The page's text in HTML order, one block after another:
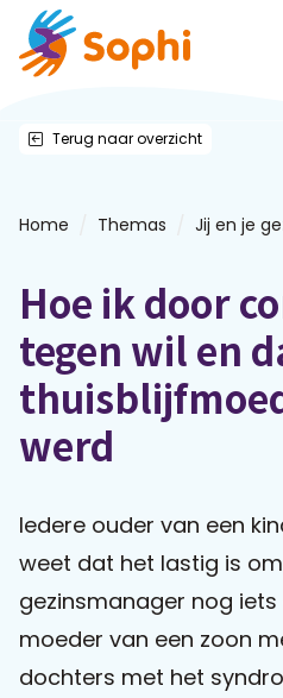
Thema's
Leren & ontmoeten
Webinars
E-learnings
Themabijeenkomsten
Praat mee
Terug naar overzicht
Home Themas Jij en je
Hoe ik door
tegen wil en
werd
Iedere ouder van een
weet dat het lastig is
gezinsmanager nog iets
moeder van een zoon
dochters met het